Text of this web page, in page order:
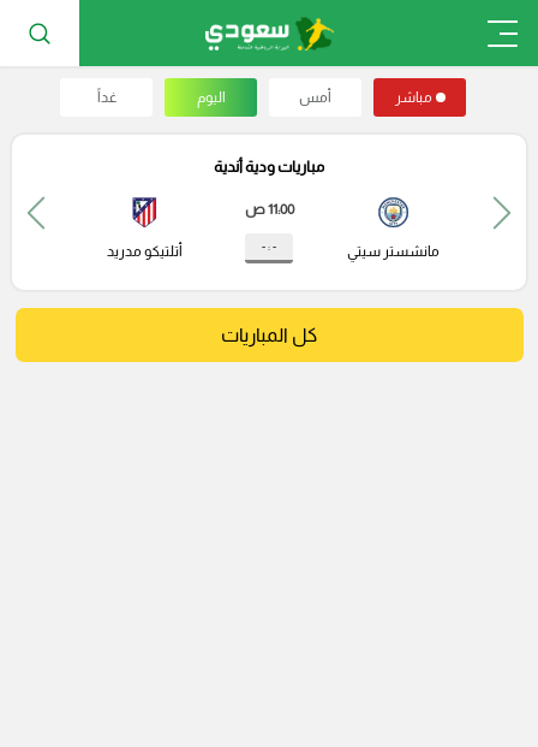
مباشر أمس اليوم غداً
مباريات ودية أندية
مانشستر سيتي
11:00 ص
- : - أتلتيكو مدريد
كل المباريات